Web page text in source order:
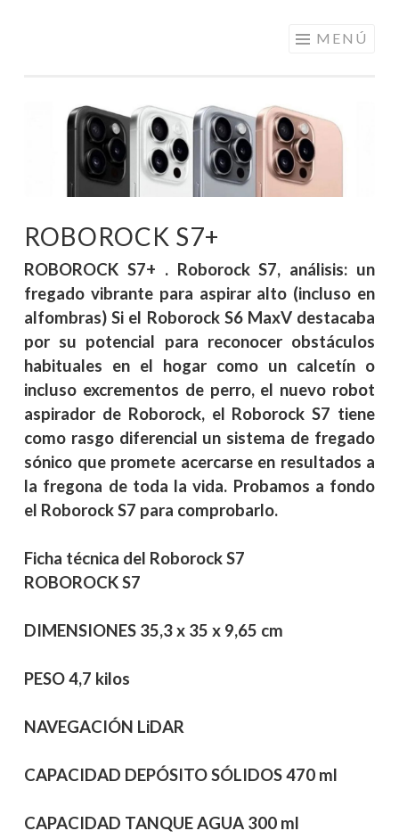
PRECIOS DE
ANDORRA
MENÚ
ROBOROCK S7+
ROBOROCK S7+ . Roborock S7, análisis: un
fregado vibrante para aspirar alto (incluso en
alfombras) Si el Roborock S6 MaxV destacaba
por su potencial para reconocer obstáculos
habituales en el hogar como un calcetín o
incluso excrementos de perro, el nuevo robot
aspirador de Roborock, el Roborock S7 tiene
como rasgo diferencial un sistema de fregado
sónico que promete acercarse en resultados a
la fregona de toda la vida. Probamos a fondo
el Roborock S7 para comprobarlo.
Ficha técnica del Roborock S7
ROBOROCK S7
DIMENSIONES 35,3 x 35 x 9,65 cm
PESO4,7 kilos
NAVEGACIÓN LiDAR
CAPACIDAD DEPÓSITO SÓLIDOS470 ml
CAPACIDAD TANQUE AGUA 300 ml